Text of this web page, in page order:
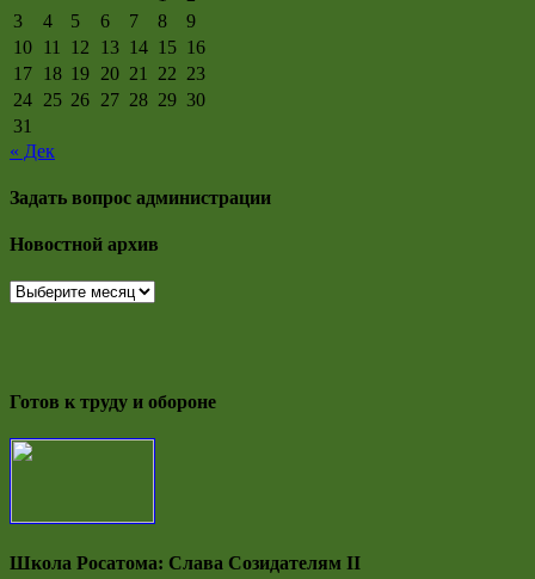
3
4 5 6 7 8
9
10 11 12 13 14 15 16
17 18 19 20 21 22 23
24 25 26 27 28 29 30
31
« Дек
Задать вопрос администрации
Новостной архив
Новостной
Готов к труду и обороне
Школа Росатома: Слава Созидателям II